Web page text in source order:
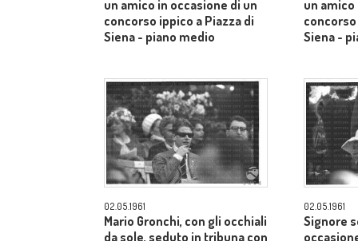
un amico in occasione di un
concorso ippico a Piazza di
Siena - piano medio
un
Siena -
02.05.1961
Mario Gronchi, con gli occhiali
da sole, seduto in tribuna con
02.05.1961
Signore